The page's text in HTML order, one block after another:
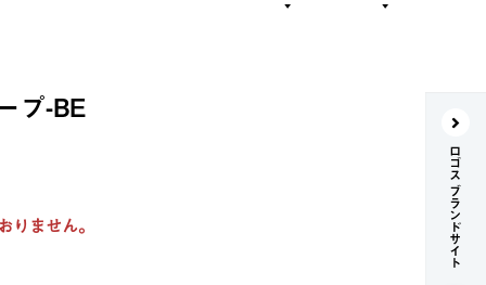
プ-BE
りません。 ロゴス ブランドサイト